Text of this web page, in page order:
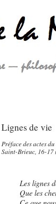
Lignes de vie
Préface des actes
Saint-Brieuc, 16-17
Les lignes
Que les